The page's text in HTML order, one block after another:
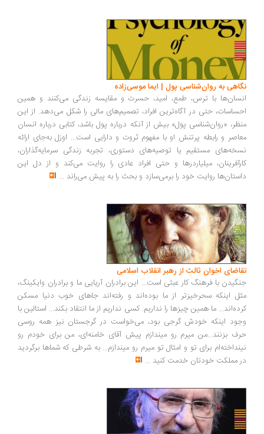
نگاهی به روان‌شناسی پول | ایما موسی‌زاده
انسان‌ها با ترس، طمع، امید، حسرت و مقایسه زندگی می‌کنند و همین
احساسات، حتی در آگاه‌ترین افراد، تصمیم‌های مالی را شکل می‌دهد. از این
منظر، «روان‌شناسی پول» بیش از آنکه درباره پول باشد، کتابی درباره انسان
معاصر و رابطه پرتنش او با مفهوم ثروت و دارایی است... اوزل به‌جای ارائه
نسخه‌های مستقیم یا توصیه‌های دستوری، تجربه زندگی سرمایه‌گذاران،
کارآفرینان، میلیاردرها و حتی افراد عادی را روایت می‌کند و از دل این
داستان‌ها روایت خود را برمی‌سازد و بحث را به پیش می‌راند ...
تقاضای اخوان ثالث از رهبر انقلاب اسلامی
جنگیدن با فرهنگ کار عبثی است... این برادران آریایی ما و برادران وایکینگ،
مثل اینکه سحرخیزتر از ما بوده‌اند و رفته‌اند جاهای خوب دنیا مسکن
کرده‌اند... ما همین چیزها را نداریم. کسی نداریم از ما انتقاد بکند... استالین با
وجود اینکه خودش گرجی بود، می‌خواست در گرجستان نیز همه روسی
حرف بزنند...من میرم رو میندازم پیش آقای خامنه‌ای، من برای خودم رو
نینداخته‌ام برای تو و امثال تو میرم رو میندازم... به شرطی که شماها برگردید
در مملکت خودتان خدمت کنید ...